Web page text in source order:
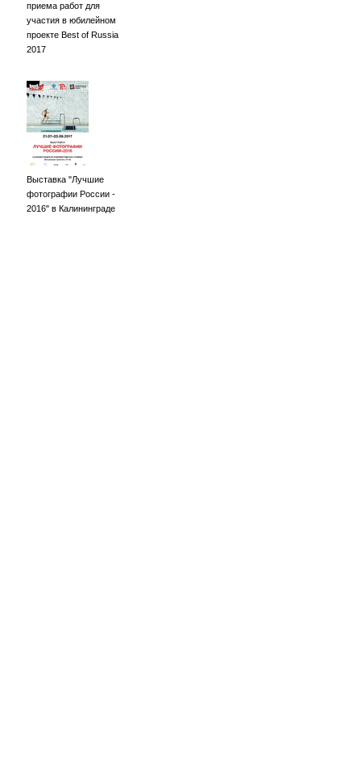
приема работ для
участия в юбилейном
проекте Best of Russia
2017
Выставка "Лучшие
фотографии России -
2016" в Калининграде